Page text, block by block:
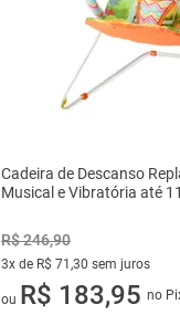
Cadeira de Descanso
Musical e Vibratória até
R$ 246,90
3x de R$ 71,30 sem juros
3 vez de R$ 71,30 sem juros
ou R$ 183,95 no